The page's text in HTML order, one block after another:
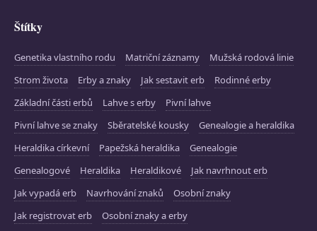
Štítky
Genetika vlastního rodu Matriční záznamy
Mužská rodová linie
Strom života
Erby a znaky Jak sestavit erb
Rodinné erby
Základní části erbů
Lahve s erby
Pivní lahve
Pivní lahve se znaky
Sběratelské kousky
Genealogie a heraldika
Heraldika církevní
Papežská heraldika
Genealogie
Genealogové
Heraldika Heraldikové
Jak navrhnout erb
Jak vypadá erb
Navrhování znaků
Osobní znaky
Jak registrovat erb
Osobní znaky a erby